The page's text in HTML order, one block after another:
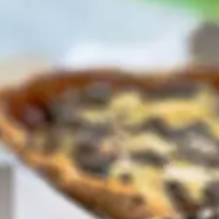
confidentialité
Afin de faciliter votre navigation et de vous
apporter le meilleur service possible, nous utilisons
des cookies pour améliorer le site aux besoins des
visiteurs, notamment selon la fréquentation.
Nos politique de confidentialité